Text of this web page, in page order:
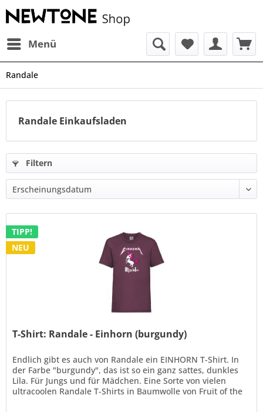
Menü
Randale
Randale Einkaufsladen
Filtern
TIPP!
NEU
T-Shirt: Randale - Einhorn (burgundy)
Endlich gibt es auch von Randale ein EINHORN T-Shirt. In
der Farbe "burgundy", das ist so ein ganz sattes, dunkles
Lila. Für Jungs und für Mädchen. Eine Sorte von vielen
ultracoolen Randale T-Shirts in Baumwolle von Fruit of the